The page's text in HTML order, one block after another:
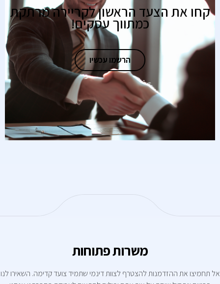
קחו את הצעד הראשון לקריירה מרתקת
כמתווך עסקים!
הרשמו עכשיו
משרות פתוחות
אל תחמיצו את ההזדמנות להצטרף לצוות דינמי שתמיד צועד קדימה. השאירו לנו